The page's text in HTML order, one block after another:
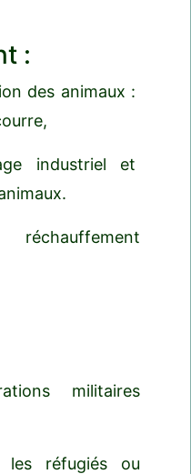
:
des animaux :
industriel et
militaires
réfugiés ou